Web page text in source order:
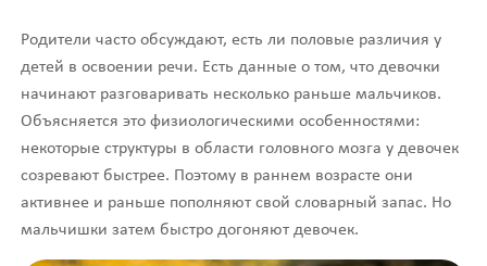
Родители часто обсуждают, есть ли половые различия у
детей в освоении речи. Есть данные о том, что девочки
начинают разговаривать несколько раньше мальчиков.
Объясняется это физиологическими особенностями:
некоторые структуры в области головного мозга у девочек
созревают быстрее. Поэтому в раннем возрасте они
активнее и раньше пополняют свой словарный запас. Но
мальчишки затем быстро догоняют девочек.